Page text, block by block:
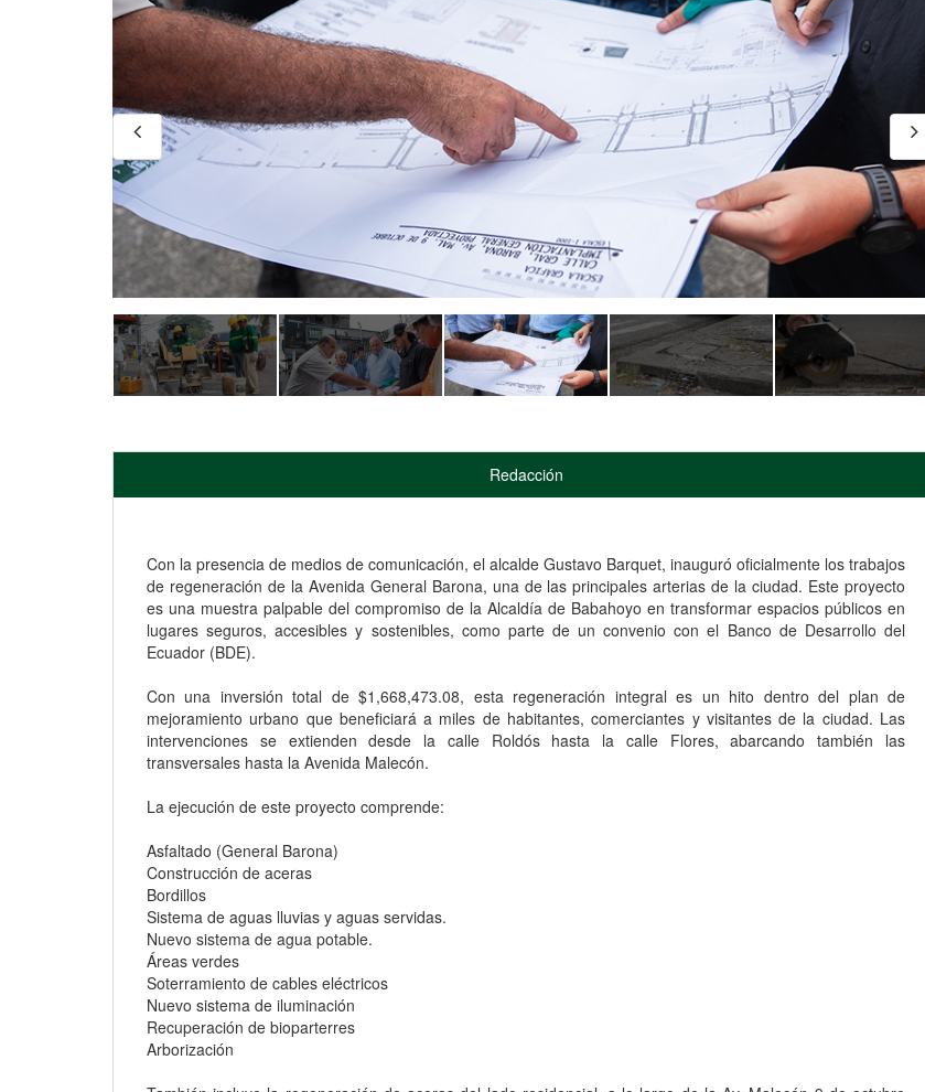
Redacción
Con la presencia de medios de comunicación, el alcalde Gustavo Barquet, inauguró oficialmente los trabajos
de regeneración de la Avenida General Barona, una de las principales arterias de la ciudad. Este proyecto
es una muestra palpable del compromiso de la Alcaldía de Babahoyo en transformar espacios públicos en
lugares seguros, accesibles y sostenibles, como parte de un convenio con el Banco de Desarrollo del
Ecuador (BDE).
Con una inversión total de $1,668,473.08, esta regeneración integral es un hito dentro del plan de
mejoramiento urbano que beneficiará a miles de habitantes, comerciantes y visitantes de la ciudad. Las
intervenciones se extienden desde la calle Roldós hasta la calle Flores, abarcando también las
transversales hasta la Avenida Malecón.
La ejecución de este proyecto comprende:
Asfaltado (General Barona)
Construcción de aceras
Bordillos
Sistema de aguas lluvias y aguas servidas.
Nuevo sistema de agua potable.
Áreas verdes
Soterramiento de cables eléctricos
Nuevo sistema de iluminación
Recuperación de bioparterres
Arborización